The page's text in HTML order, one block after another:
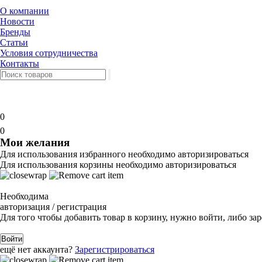
О компании
Новости
Бренды
Статьи
Условия сотрудничества
Контакты
0
0
Мои желания
Для использования избранного необходимо авторизироваться
Для использования корзины необходимо авторизироваться
Необходима
авторизация / регистрация
Для того чтобы добавить товар в корзину, нужно войти, либо
Войти
ещё нет аккаунта? Зарегистрироваться